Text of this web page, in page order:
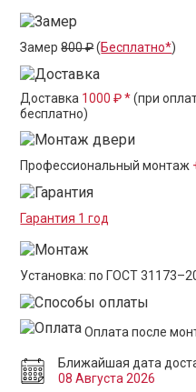
Замер800 ₽(Бесплатно*)
Доставка 1000 ₽ *(при
бесплатно)
Профессиональный монтаж
Гарантия 1 год
Установка: по ГОСТ
Оплата после
Ближайшая дата
08 Августа 2026